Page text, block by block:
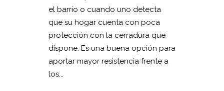
el barrio o cuando uno detecta
que su hogar cuenta con poca
protección con la cerradura que
dispone. Es una buena opción para
aportar mayor resistencia frente a
los...